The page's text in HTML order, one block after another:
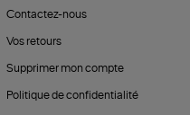
Contactez-nous
Vos retours
Supprimer mon compte
Politique de confidentialité